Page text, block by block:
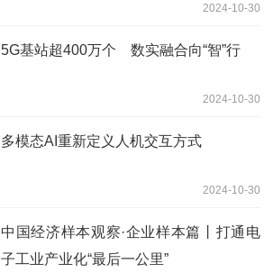
2024-10-30
5G基站超400万个 数实融合向“智”行
2024-10-30
多模态AI重新定义人机交互方式
2024-10-30
中国经济样本观察·企业样本篇丨打通电
子工业产业化“最后一公里”